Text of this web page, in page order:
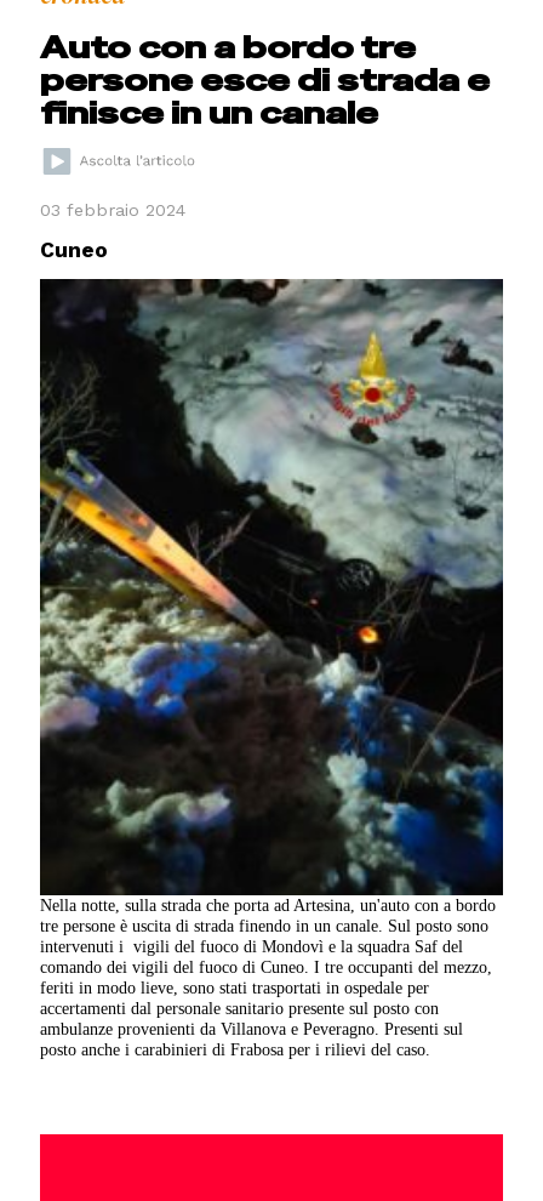
Auto con a bordo tre
persone esce di strada e
finisce in un canale
03 febbraio 2024
Cuneo
Nella notte, sulla strada che porta ad Artesina, un'auto con a bordo
tre persone è uscita di strada finendo in un canale. Sul posto sono
intervenuti i vigili del fuoco di Mondovì e la squadra Saf del
comando dei vigili del fuoco di Cuneo. I tre occupanti del mezzo,
feriti in modo lieve, sono stati trasportati in ospedale per
accertamenti dal personale sanitario presente sul posto con
ambulanze provenienti da Villanova e Peveragno. Presenti sul
posto anche i carabinieri di Frabosa per i rilievi del caso.